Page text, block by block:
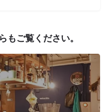
もご覧ください。